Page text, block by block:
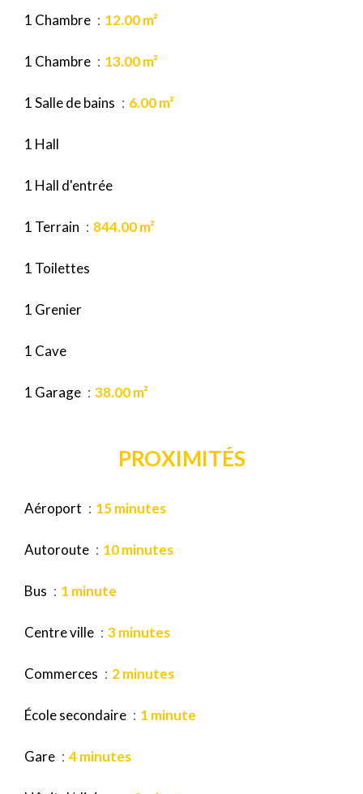
1 Chambre 12.00 m²
1 Chambre 13.00 m²
1 Salle de bains 6.00 m²
1 Hall
1 Hall d'entrée
1 Terrain 844.00 m²
1 Toilettes
1 Grenier
1 Cave
1 Garage 38.00 m²
PROXIMITÉS
Aéroport 15 minutes
Autoroute 10 minutes
Bus 1 minute
Centre ville 3 minutes
Commerces 2 minutes
École secondaire 1 minute
Gare 4 minutes